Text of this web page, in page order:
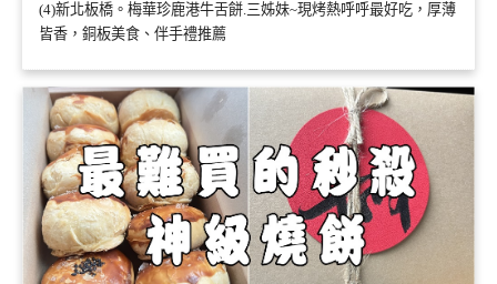
(4)新北板橋。梅華珍鹿港牛舌餅.三姊妹~現烤熱呼呼最好吃，厚薄
皆香，銅板美食、伴手禮推薦